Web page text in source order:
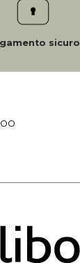
sicuro